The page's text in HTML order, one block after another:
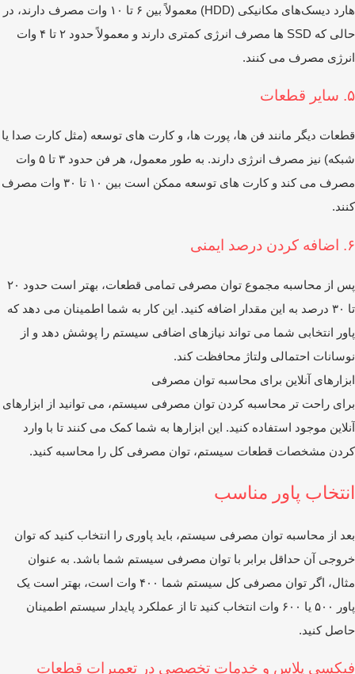
هارد دیسک‌های مکانیکی (HDD) معمولاً بین ۶ تا ۱۰ وات مصرف دارند، در
حالی که SSD ها مصرف انرژی کمتری دارند و معمولاً حدود ۲ تا ۴ وات
مصرف می‌ کنند.
دیگر مانند فن‌ ها، پورت ‌ها، و کارت‌ های توسعه (مثل کارت صدا یا
شبکه) نیز مصرف انرژی دارند. به طور معمول، هر فن حدود ۳ تا ۵ وات
مصرف می ‌کند و کارت‌ های توسعه ممکن است بین ۱۰ تا ۳۰ وات مصرف
پس از محاسبه مجموع توان مصرفی تمامی قطعات، بهتر است حدود ۲۰
تا ۳۰ درصد به این مقدار اضافه کنید. این کار به شما اطمینان می ‌دهد که
انتخابی شما می ‌تواند نیازهای اضافی سیستم را پوشش دهد و از
احتمالی ولتاژ محافظت کند.
آنلاین برای محاسبه توان مصرفی
راحت ‌تر محاسبه کردن توان مصرفی سیستم، می ‌توانید از ابزارهای
موجود استفاده کنید. این ابزارها به شما کمک می ‌کنند تا با وارد
مشخصات قطعات سیستم، توان مصرفی کل را محاسبه کنید.
پاور مناسب
از محاسبه توان مصرفی سیستم، باید پاوری را انتخاب کنید که توان
آن حداقل برابر با توان مصرفی سیستم شما باشد. به‌ عنوان
مثال، اگر توان مصرفی کل سیستم شما ۴۰۰ وات است، بهتر است یک
پاور ۵۰۰ یا ۶۰۰ وات انتخاب کنید تا از عملکرد پایدار سیستم اطمینان
کنید.
پلاس و خدمات تخصصی در تعمیرات قطعات